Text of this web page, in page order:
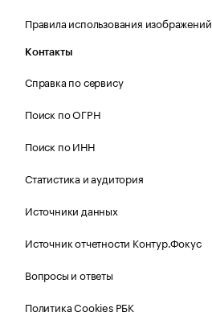
Правила использования изображений
Контакты
Справка по сервису
Поиск по ОГРН
Поиск по ИНН
Статистика и аудитория
Источники данных
Источник отчетности Контур.Фокус
Вопросы и ответы
Политика Cookies РБК